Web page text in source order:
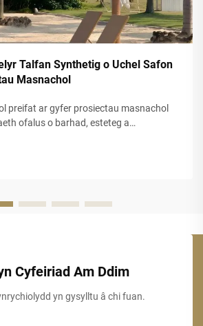
Talfan Synthetig o Uchel Safon
Masnachol
preifat ar gyfer prosiectau masnachol
ofalus o barhad, esteteg a
y traddodiad...
Cyfeiriad Am Ddim
yn gysylltu â chi fuan.